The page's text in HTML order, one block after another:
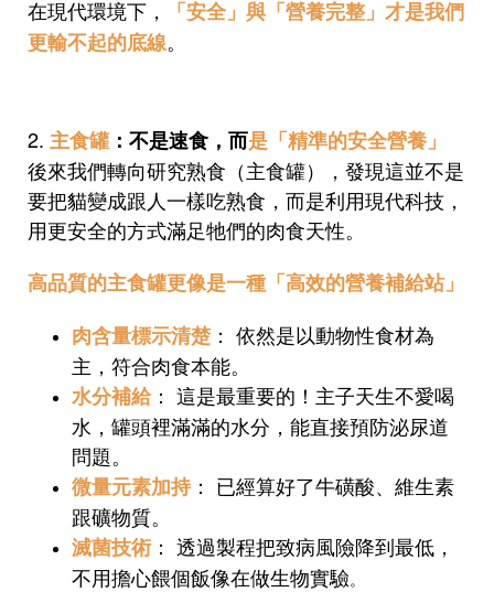
在現代環境下，
「安全」與「營養完整」才是我們
更輸不起的底線。
2. 主食罐：不是速食，而是「精準的安全營養」
後來我們轉向研究熟食（主食罐），發現這並不是
要把貓變成跟人一樣吃熟食，而是利用現代科技，
用更安全的方式滿足牠們的肉食天性。
高品質的主食罐更像是一種「高效的營養補給站」
肉含量標示清楚： 依然是以動物性食材為
主，符合肉食本能。
水分補給： 這是最重要的！主子天生不愛喝
水，罐頭裡滿滿的水分，能直接預防泌尿道
問題。
微量元素加持： 已經算好了牛磺酸、維生素
跟礦物質。
滅菌技術 ： 透過製程把致病風險降到最低，
不用擔心餵個飯像在做生物實驗。